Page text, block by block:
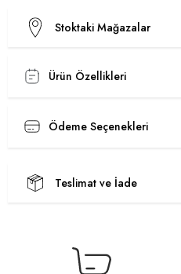
Stoktaki Mağazalar
Ürün Özellikleri
Ödeme Seçenekleri
Teslimat ve İade